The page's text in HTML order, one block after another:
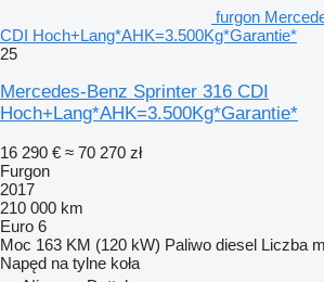
furgon
CDI Hoch+Lang*AHK=3.500Kg*Garantie*
25
Mercedes-Benz Sprinter 316 CDI
Hoch+Lang*AHK=3.500Kg*Garantie*
16 290 € ≈ 70 270 zł
Furgon
2017
210 000 km
Euro 6
Moc 163 KM (120 kW) Paliwo diesel Liczba
Napęd na tylne koła